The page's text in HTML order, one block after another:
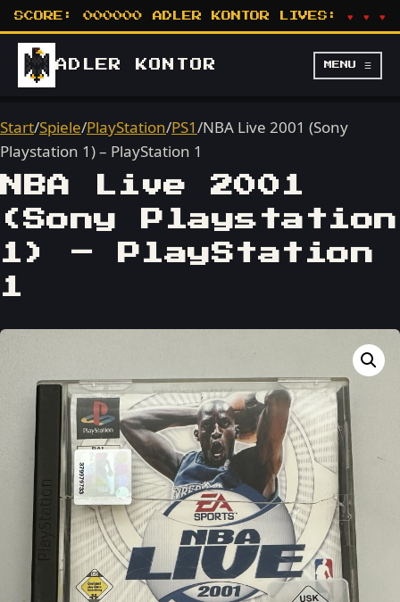
SCORE: 000000 ADLER KONTOR LIVES: ♥ ♥ ♥
ADLER KONTOR MENU ☰
Start/Spiele/PlayStation/PS1/NBA Live 2001 (Sony
Playstation 1) – PlayStation 1
NBA Live 2001
(Sony Playstation
1) – PlayStation
1